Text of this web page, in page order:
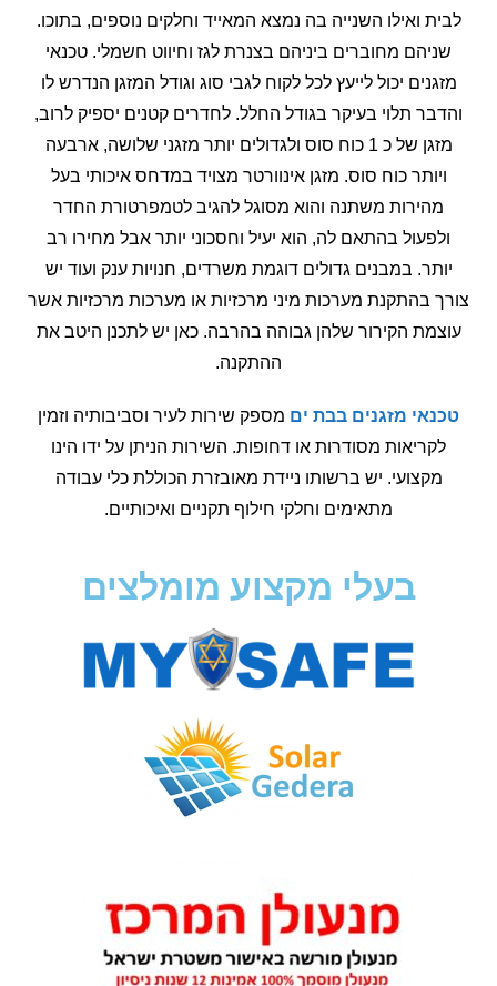
לבית ואילו השנייה בה נמצא המאייד וחלקים נוספים, בתוכו.
שניהם מחוברים ביניהם בצנרת לגז וחיווט חשמלי. טכנאי
מזגנים יכול לייעץ לכל לקוח לגבי סוג וגודל המזגן הנדרש לו
והדבר תלוי בעיקר בגודל החלל. לחדרים קטנים יספיק לרוב,
מזגן של כ 1 כוח סוס ולגדולים יותר מזגני שלושה, ארבעה
ויותר כוח סוס. מזגן אינוורטר מצויד במדחס איכותי בעל
מהירות משתנה והוא מסוגל להגיב לטמפרטורת החדר
ולפעול בהתאם לה, הוא יעיל וחסכוני יותר אבל מחירו רב
יותר. במבנים גדולים דוגמת משרדים, חנויות ענק ועוד יש
צורך בהתקנת מערכות מיני מרכזיות או מערכות מרכזיות אשר
עוצמת הקירור שלהן גבוהה בהרבה. כאן יש לתכנן היטב את
ההתקנה.
טכנאי מזגנים בבת ים מספק שירות לעיר וסביבותיה וזמין
לקריאות מסודרות או דחופות. השירות הניתן על ידו הינו
מקצועי. יש ברשותו ניידת מאובזרת הכוללת כלי עבודה
מתאימים וחלקי חילוף תקניים ואיכותיים.
בעלי מקצוע מומלצים